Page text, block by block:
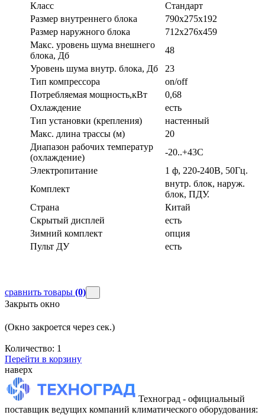
Класс
Стандарт
Размер внутреннего блока
790х275х192
Размер наружного блока
712х276х459
Макс. уровень шума внешнего
блока, Дб
48
Уровень шума внутр. блока, Дб
23
Тип компрессора
on/off
Потребляемая мощность,кВт
0,68
Охлаждение
есть
Тип установки (крепления)
настенный
Макс. длина трассы (м)
20
Диапазон рабочих температур
(охлаждение)
-20..+43С
Электропитание
1 ф, 220-240В, 50Гц.
Комплект
внутр. блок, наруж.
блок, ПДУ.
Страна
Китай
Скрытый дисплей
есть
Зимний комплект
опция
Пульт ДУ
есть
сравнить товары (0)
Закрыть окно
(Окно закроется через сек.)
Количество: 1
Перейти в корзину
наверх
Техноград - официальный
поставщик ведущих компаний климатического оборудования: